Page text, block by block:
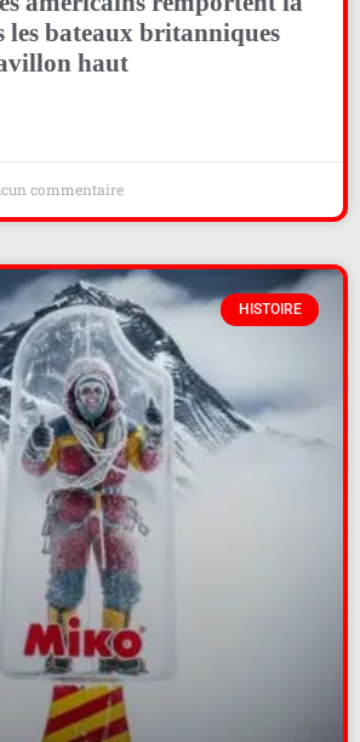
les bateaux britanniques
haut
commentaire
HISTOIRE